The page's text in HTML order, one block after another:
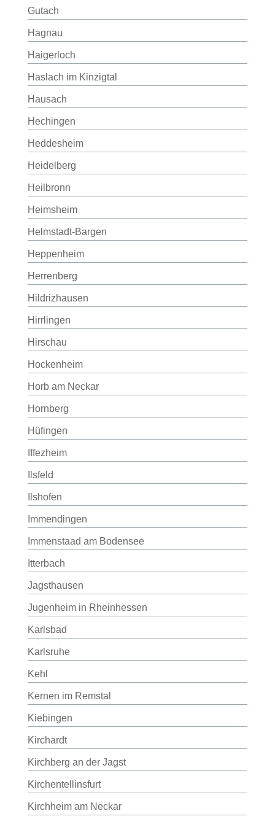
Gutach
Hagnau
Haigerloch
Haslach im Kinzigtal
Hausach
Hechingen
Heddesheim
Heidelberg
Heilbronn
Heimsheim
Helmstadt-Bargen
Heppenheim
Herrenberg
Hildrizhausen
Hirrlingen
Hirschau
Hockenheim
Horb am Neckar
Hornberg
Hüfingen
Iffezheim
Ilsfeld
Ilshofen
Immendingen
Immenstaad am Bodensee
Itterbach
Jagsthausen
Jugenheim in Rheinhessen
Karlsbad
Karlsruhe
Kehl
Kernen im Remstal
Kiebingen
Kirchardt
Kirchberg an der Jagst
Kirchentellinsfurt
Kirchheim am Neckar